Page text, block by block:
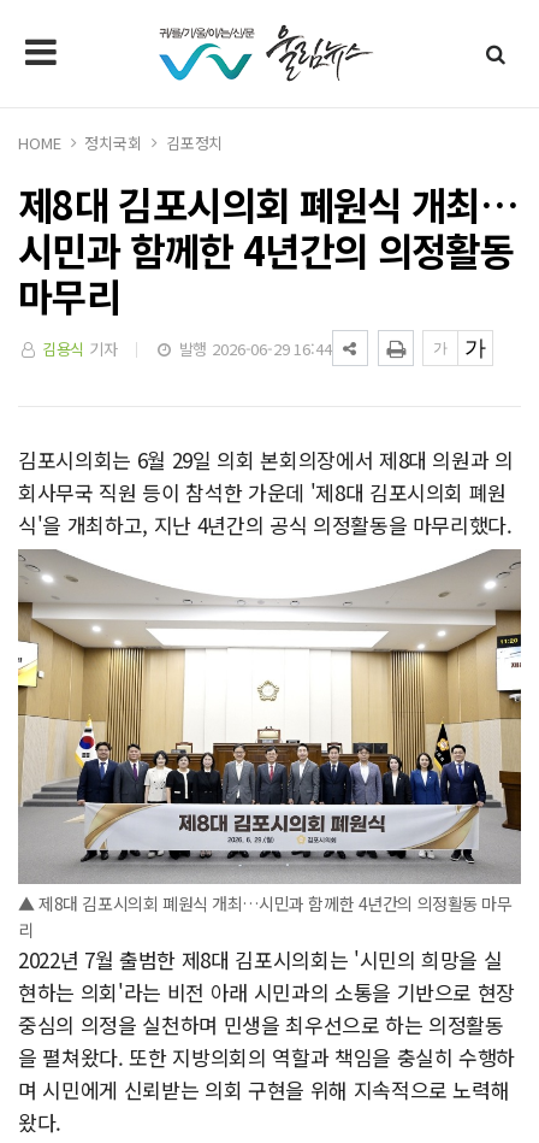
HOME 정치국회 김포정치
제8대 김포시의회 폐원식 개최…
시민과 함께한 4년간의 의정활동
마무리
김용식 기자 발행 2026-06-29 16:44
김포시의회는 6월 29일 의회 본회의장에서 제8대 의원과 의
회사무국 직원 등이 참석한 가운데 '제8대 김포시의회 폐원
식'을 개최하고, 지난 4년간의 공식 의정활동을 마무리했다.
▲ 제8대 김포시의회 폐원식 개최…시민과 함께한 4년간의 의정활동 마무
리
2022년 7월 출범한 제8대 김포시의회는 '시민의 희망을 실
현하는 의회'라는 비전 아래 시민과의 소통을 기반으로 현장
중심의 의정을 실천하며 민생을 최우선으로 하는 의정활동
을 펼쳐왔다. 또한 지방의회의 역할과 책임을 충실히 수행하
며 시민에게 신뢰받는 의회 구현을 위해 지속적으로 노력해
왔다.